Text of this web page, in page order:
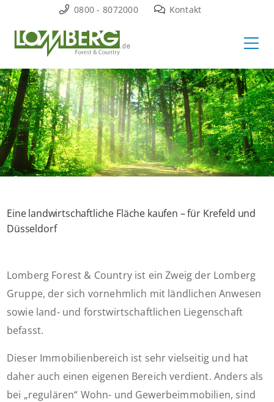
Inhalt
springen
0800 - 8072000 Kontakt
Eine landwirtschaftliche Fläche kaufen – für Krefeld und
Düsseldorf
Lomberg Forest & Country ist ein Zweig der Lomberg
Gruppe, der sich vornehmlich mit ländlichen Anwesen
sowie land- und forstwirtschaftlichen Liegenschaft
befasst.
Dieser Immobilienbereich ist sehr vielseitig und hat
daher auch einen eigenen Bereich verdient. Anders als
bei „regulären“ Wohn- und Gewerbeimmobilien, sind